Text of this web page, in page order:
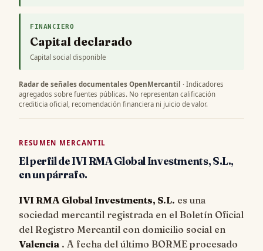
FINANCIERO
Capital declarado
Capital social disponible
Radar de señales documentales OpenMercantil · Indicadores
agregados sobre fuentes públicas. No representan calificación
crediticia oficial, recomendación financiera ni juicio de valor.
RESUMEN MERCANTIL
El perfil de IVI RMA Global Investments, S.L.,
en un párrafo.
IVI RMA Global Investments, S.L. es una
sociedad mercantil registrada en el Boletín Oficial
del Registro Mercantil con domicilio social en
Valencia . A fecha del último BORME procesado